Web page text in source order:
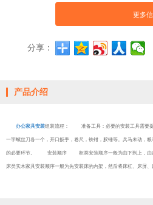
更多
分享：
产品介绍
办公家具安装组装流程： 准备工具：必要的安装工具需要提
一字螺丝刀各一个，开口扳手，卷尺，铁钳，胶锤等。兵马未动，
的必要环节。 安装顺序 柜类安装顺序一般为由下到上，由内
床类实木家具安装顺序一般为先安装床的内架，然后将床杠、床屏、